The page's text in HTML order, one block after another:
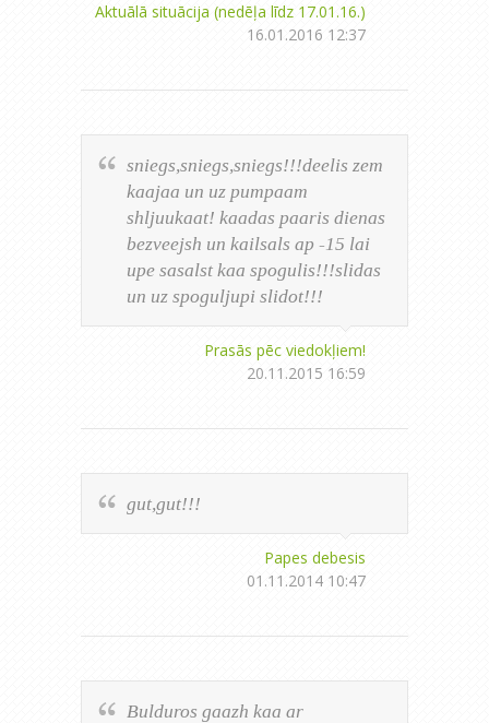
Aktuālā situācija (nedēļa līdz 17.01.16.)
16.01.2016 12:37
sniegs,sniegs,sniegs!!!deelis zem
kaajaa un uz pumpaam
shljuukaat! kaadas paaris dienas
bezveejsh un kailsals ap -15 lai
upe sasalst kaa spogulis!!!slidas
un uz spoguljupi slidot!!!
Prasās pēc viedokļiem!
20.11.2015 16:59
gut,gut!!!
Papes debesis
01.11.2014 10:47
Bulduros gaazh kaa ar